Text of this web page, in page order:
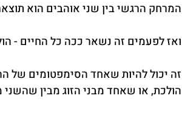
המרחק הרגשי בין שני אוהבים הוא
ואז לפעמים זה נשאר ככה כל החיים -
זה יכול להיות שאחד הסימפטומים של
הולכת, או שאחד מבני הזוג מבין